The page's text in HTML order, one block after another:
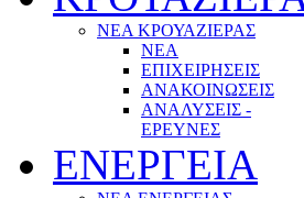
ΝΕΑ ΚΡΟΥΑΖΙΕΡΑΣ
NEA
ΕΠΙΧΕΙΡΗΣΕΙΣ
ΑΝΑΚΟΙΝΩΣΕΙΣ
ΑΝΑΛΥΣΕΙΣ -
ΕΡΕΥΝΕΣ
ΕΝΕΡΓΕΙΑ